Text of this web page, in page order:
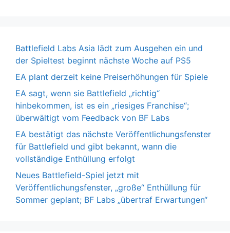
Battlefield Labs Asia lädt zum Ausgehen ein und
der Spieltest beginnt nächste Woche auf PS5
EA plant derzeit keine Preiserhöhungen für Spiele
EA sagt, wenn sie Battlefield „richtig“
hinbekommen, ist es ein „riesiges Franchise“;
überwältigt vom Feedback von BF Labs
EA bestätigt das nächste Veröffentlichungsfenster
für Battlefield und gibt bekannt, wann die
vollständige Enthüllung erfolgt
Neues Battlefield-Spiel jetzt mit
Veröffentlichungsfenster, „große“ Enthüllung für
Sommer geplant; BF Labs „übertraf Erwartungen“